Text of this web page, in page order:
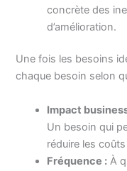
concrète des
d’amélioration.
Une fois les besoins
chaque besoin selon
Impact
Un besoin qui
réduire les
Fréquence : À